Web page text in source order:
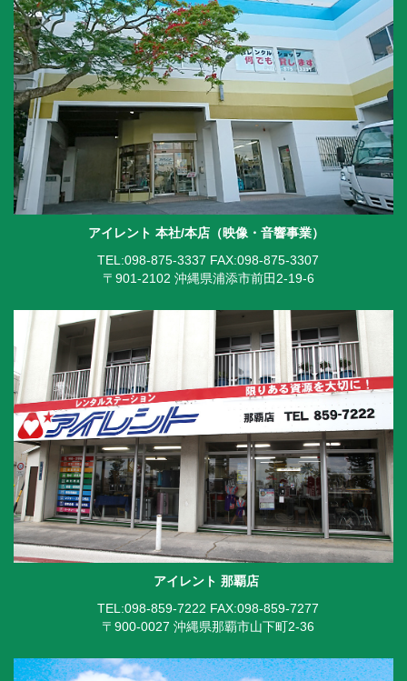
アイレント 本社/本店（映像・音響事業）
TEL:098-875-3337 FAX:098-875-3307
〒901-2102 沖縄県浦添市前田2-19-6
アイレント 那覇店
TEL:098-859-7222 FAX:098-859-7277
〒900-0027 沖縄県那覇市山下町2-36